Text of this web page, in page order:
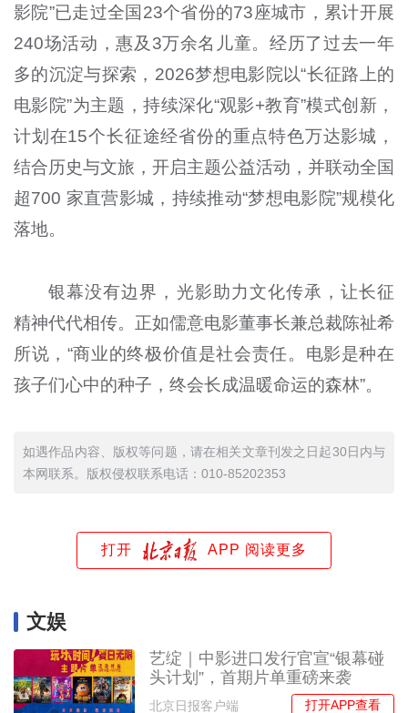
影院”已走过全国23个省份的73座城市，累计开展
240场活动，惠及3万余名儿童。经历了过去一年
多的沉淀与探索，2026梦想电影院以“长征路上的
电影院”为主题，持续深化“观影+教育”模式创新，
计划在15个长征途经省份的重点特色万达影城，
结合历史与文旅，开启主题公益活动，并联动全国
超700 家直营影城，持续推动“梦想电影院”规模化
落地。
银幕没有边界，光影助力文化传承，让长征
精神代代相传。正如儒意电影董事长兼总裁陈祉希
所说，“商业的终极价值是社会责任。电影是种在
孩子们心中的种子，终会长成温暖命运的森林”。
如遇作品内容、版权等问题，请在相关文章刊发之日起30日内与
本网联系。版权侵权联系电话：010-85202353
打开 APP 阅读更多
文娱
艺绽｜中影进口发行官宣“银幕碰
头计划”，首期片单重磅来袭
北京日报客户端 打开APP查看